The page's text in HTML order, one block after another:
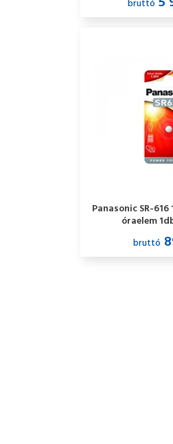
bruttó
Panasonic SR-
óraelem
bruttó